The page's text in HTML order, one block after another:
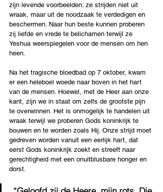
zijn levende voorbeelden: ze strijden niet uit
wraak, maar uit de noodzaak te verdedigen en
beschermen. Naar hun beste kunnen proberen
zij liefde en vrede te belichamen terwijl ze
Yeshua weerspiegelen voor de mensen om hen
heen.
Na het tragische bloedbad op 7 oktober, kwam
er een heleboel woede naar boven in het hart
van de mensen. Hoewel, met de Heer aan onze
kant, zijn we in staat om zelfs de grootste pijn
te overwinnen. Het is onmogelijk te handelen uit
wraak terwijl we proberen Gods koninkrijk te
bouwen en te worden zoals Hij. Onze strijd moet
gedreven worden vanuit een eerlijk hart, dat
eerst Gods koninkrijk zoekt en streeft naar
gerechtigheid met een onuitblusbare honger en
dorst.